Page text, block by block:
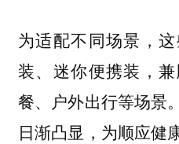
为适配不同场景，
装、迷你便携装，
餐、户外出行等场景
日渐凸显，为顺应健